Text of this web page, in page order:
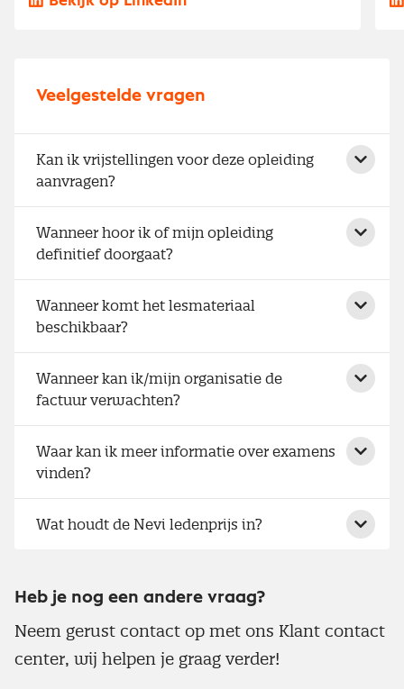
Veelgestelde vragen
Kan ik vrijstellingen voor deze opleiding
aanvragen?
Wanneer hoor ik of mijn opleiding
definitief doorgaat?
Wanneer komt het lesmateriaal
beschikbaar?
Wanneer kan ik/mijn organisatie de
factuur verwachten?
Waar kan ik meer informatie over examens
vinden?
Wat houdt de Nevi ledenprijs in?
Heb je nog een andere vraag?
Neem gerust contact op met ons Klant contact
center, wij helpen je graag verder!